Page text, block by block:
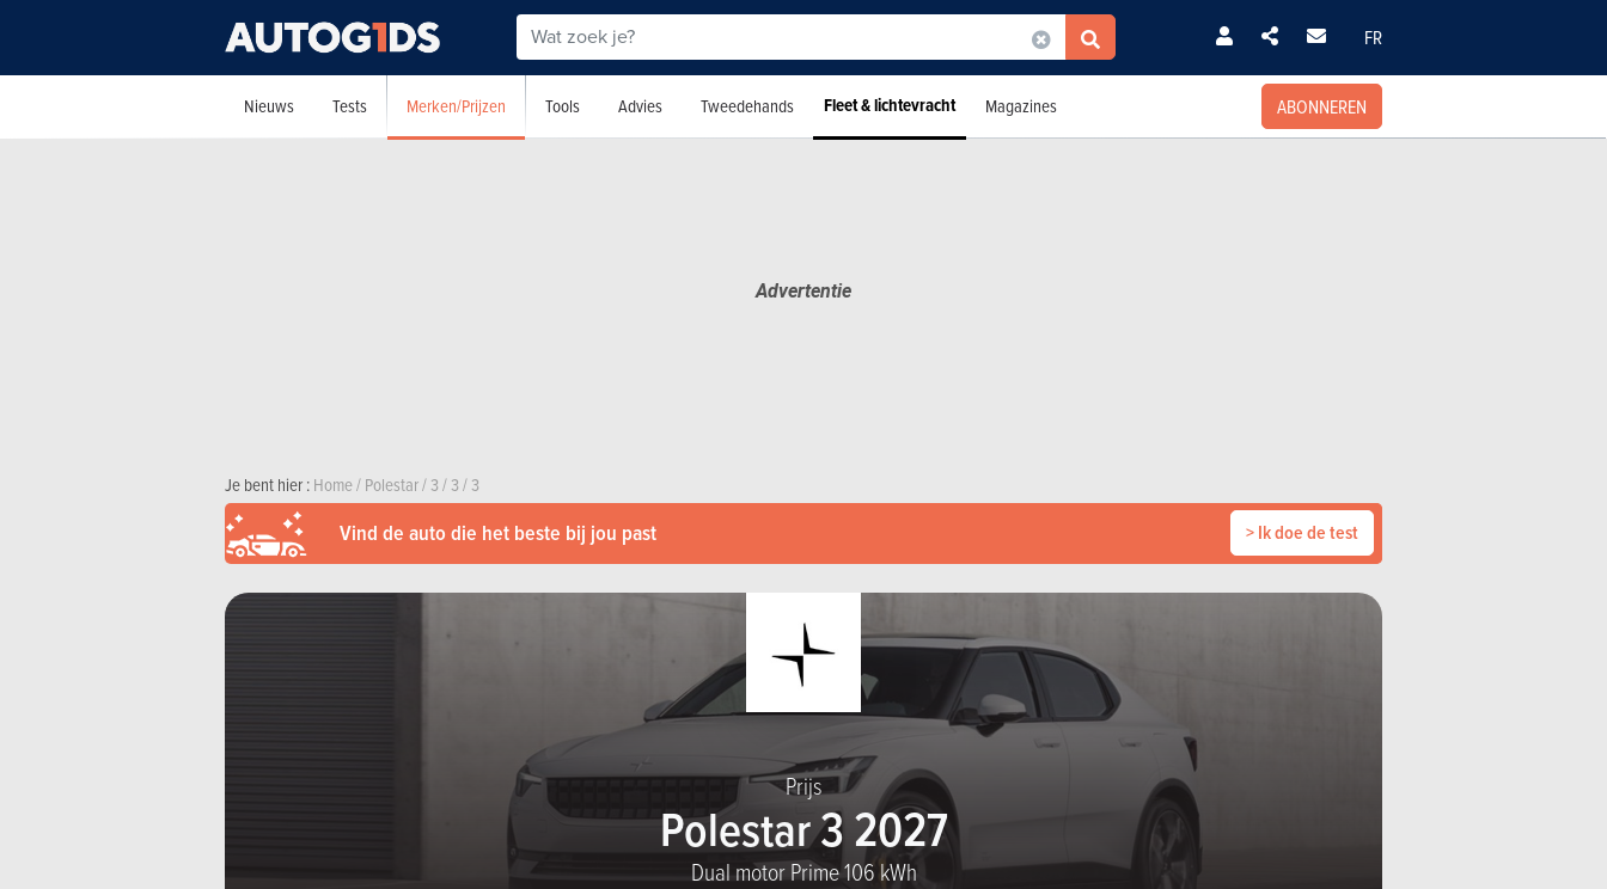
FR
Nieuws Tests Merken/Prijzen Tools Advies Tweedehands Fleet & lichtevracht Magazines ABONNEREN
Je bent hier :Home/Polestar/3/3/3
Vind de auto die het beste bij jou past > Ik doe de test
Prijs
Polestar 3 2027
Dual motor Prime 106 kWh